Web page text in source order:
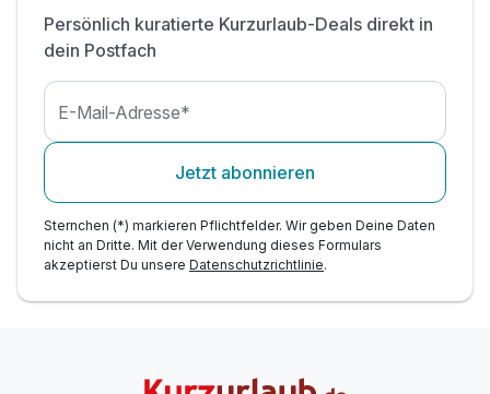
Persönlich kuratierte Kurzurlaub-Deals direkt in
dein Postfach
E-Mail-Adresse*
Jetzt abonnieren
Sternchen (*) markieren Pflichtfelder. Wir geben Deine Daten
nicht an Dritte. Mit der Verwendung dieses Formulars
akzeptierst Du unsere Datenschutzrichtlinie.